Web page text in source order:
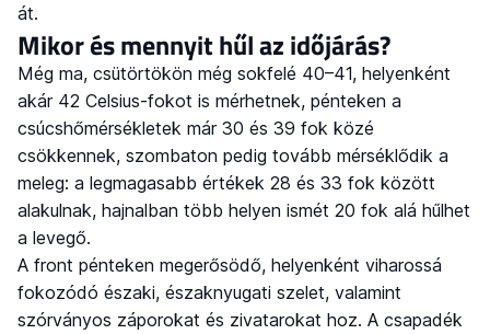
át.
Mikor és mennyit hűl az időjárás?
Még ma, csütörtökön még sokfelé 40–41, helyenként
akár 42 Celsius-fokot is mérhetnek, pénteken a
csúcshőmérsékletek már 30 és 39 fok közé
csökkennek, szombaton pedig tovább mérséklődik a
meleg: a legmagasabb értékek 28 és 33 fok között
alakulnak, hajnalban több helyen ismét 20 fok alá hűlhet
a levegő.
A front pénteken megerősödő, helyenként viharossá
fokozódó északi, északnyugati szelet, valamint
szórványos záporokat és zivatarokat hoz. A csapadék